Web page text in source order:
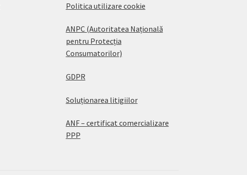
Politica utilizare cookie
ANPC (Autoritatea Națională
pentru Protecția
Consumatorilor)
GDPR
Soluționarea litigiilor
ANF – certificat comercializare
PPP